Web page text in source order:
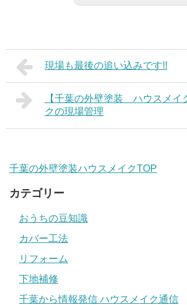
現場も最後の追い込みです!!
【千葉の外壁塗装 ハウスメイ
クの現場管理
千葉の外壁塗装ハウスメイクTOP
カテゴリー
おうちの豆知識
カバー工法
リフォーム
下地補修
千葉から情報発信 ハウスメイク通信